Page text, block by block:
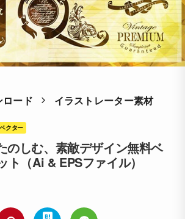
ロード イラストレーター素材
ベクター
のしむ、素敵デザイン無料ベ
ト（Ai & EPSファイル）